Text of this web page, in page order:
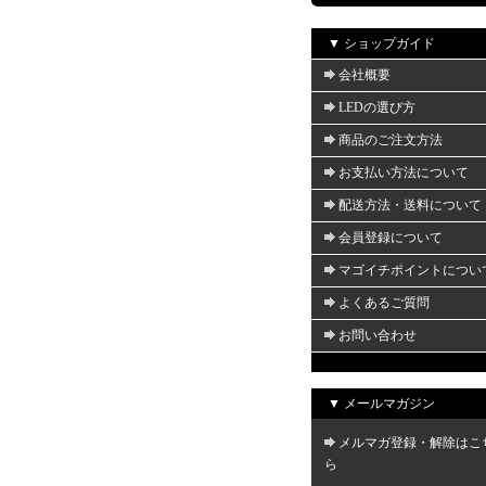
▼ ショップガイド
会社概要
LEDの選び方
商品のご注文方法
お支払い方法について
配送方法・送料について
会員登録について
マゴイチポイントについ
よくあるご質問
お問い合わせ
▼ メールマガジン
メルマガ登録・解除はこ
ら